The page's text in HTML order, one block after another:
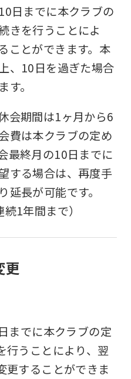
日までに本クラブの
きを行うことによ
ことができます。本
、10日を過ぎた場合
。
会期間は1ヶ月から6
費は本クラブの定め
最終月の10日までに
する場合は、再度手
延長が可能です。
1年間まで）
更
までに本クラブの定
行うことにより、翌
更することができま
website
is
automatically
translated
into
Click
the
link
below
(start
automatic
translation)
return
top
page.
However,